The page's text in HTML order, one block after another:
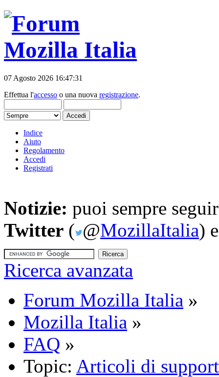
07 Agosto 2026 16:47:31
Effettua l'accesso o una nuova registrazione.
Indice
Aiuto
Regolamento
Accedi
Registrati
Notizie: puoi sempre
Twitter ( @MozillaItalia)
Ricerca avanzata
Forum Mozilla Italia »
Mozilla Italia »
FAQ »
Topic: Articoli di